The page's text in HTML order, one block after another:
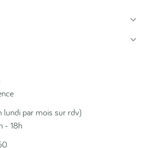


lundi par mois sur rdv)
- 18h